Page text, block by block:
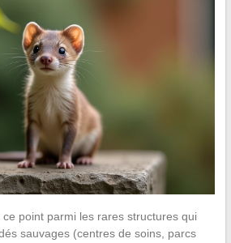
point parmi les rares structures qui
sauvages (centres de soins, parcs